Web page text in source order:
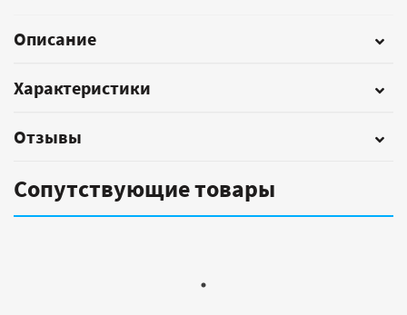
Описание
Характеристики
Отзывы
Сопутствующие товары